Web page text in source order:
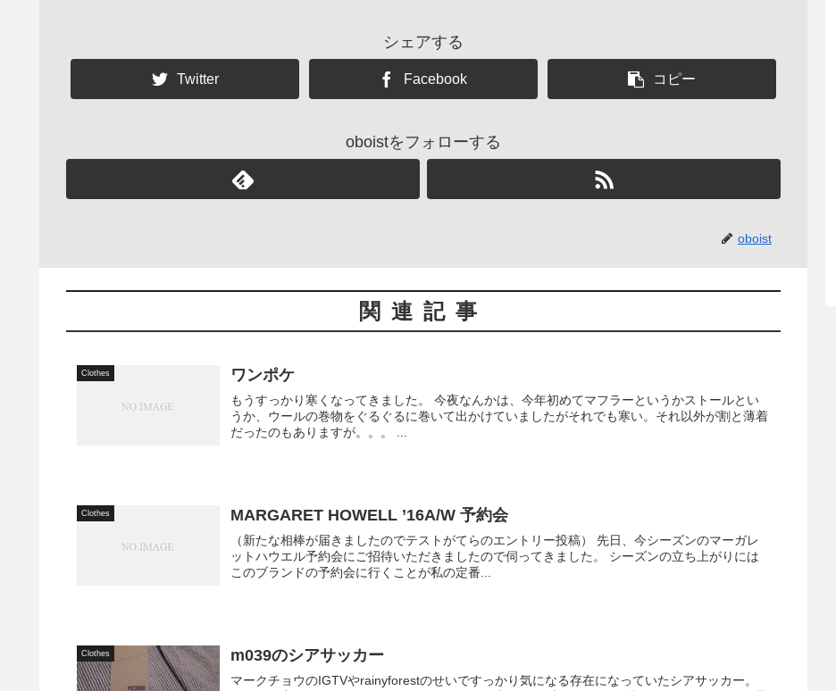
シェアする
Twitter Facebook コピー
oboistをフォローする
oboist
関連記事
Clothes ワンポケ
もうすっかり寒くなってきました。 今夜なんかは、今年初めてマフラーというかストールとい
うか、ウールの巻物をぐるぐるに巻いて出かけていましたがそれでも寒い。それ以外が割と薄着
だったのもありますが。。。 ...
Clothes MARGARET HOWELL ’16A/W 予約会
（新たな相棒が届きましたのでテストがてらのエントリー投稿） 先日、今シーズンのマーガレ
ットハウエル予約会にご招待いただきましたので伺ってきました。 シーズンの立ち上がりには
このブランドの予約会に行くことが私の定番...
Clothes m039のシアサッカー
マークチョウのIGTVやrainyforestのせいですっかり気になる存在になっていたシアサッカー。